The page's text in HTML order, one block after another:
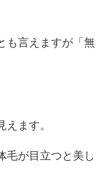
も言えますが「無
ます。
毛が目立つと美し